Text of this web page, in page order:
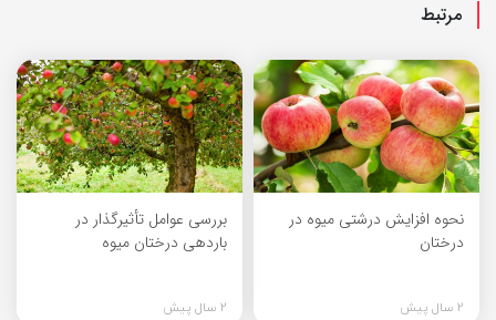
مرتبط
نحوه افزایش درشتی میوه در
درختان
2 سال پیش
بررسی عوامل تأثیرگذار در
باردهی درختان میوه
2 سال پیش